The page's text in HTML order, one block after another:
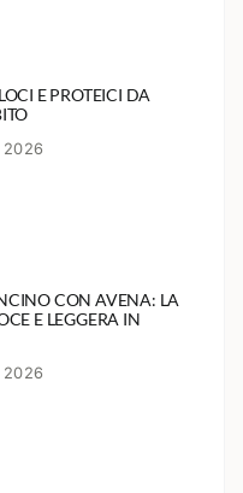
E PROTEICI DA
2026
CON AVENA: LA
E LEGGERA IN
2026